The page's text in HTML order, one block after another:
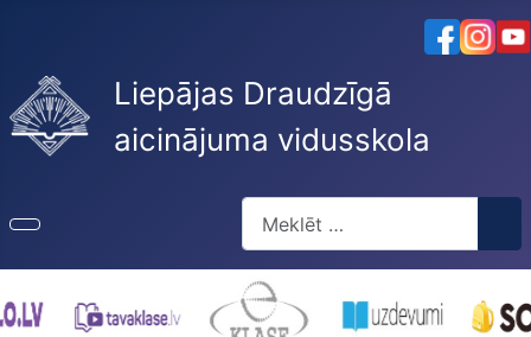
Liepājas Draudzīgā
aicinājuma vidusskola
Type 2 or more characters for